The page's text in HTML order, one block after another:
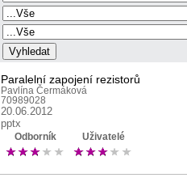
Paralelní zapojení rezistorů
Pavlína Čermáková
70989028
20.06.2012
pptx
Odborník Uživatelé